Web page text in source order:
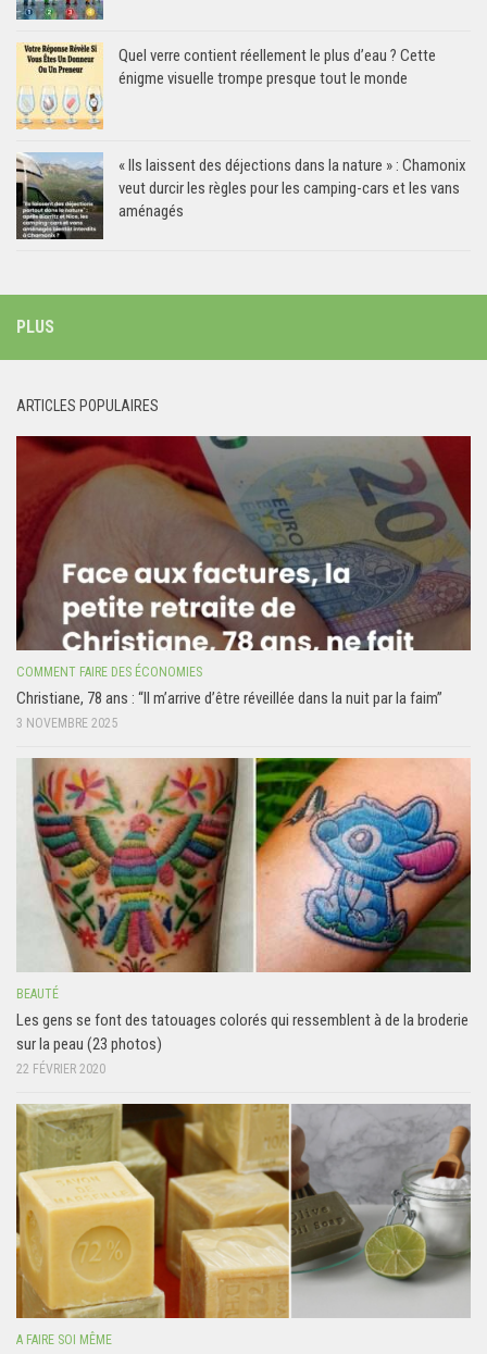
Quel verre contient réellement le plus d’eau ? Cette
énigme visuelle trompe presque tout le monde
« Ils laissent des déjections dans la nature » : Chamonix
veut durcir les règles pour les camping-cars et les vans
aménagés
PLUS
ARTICLES POPULAIRES
COMMENT FAIRE DES ÉCONOMIES
Christiane, 78 ans : “Il m’arrive d’être réveillée dans la nuit par la faim”
3 NOVEMBRE 2025
BEAUTÉ
Les gens se font des tatouages colorés qui ressemblent à de la broderie
sur la peau (23 photos)
22 FÉVRIER 2020
A FAIRE SOI MÊME